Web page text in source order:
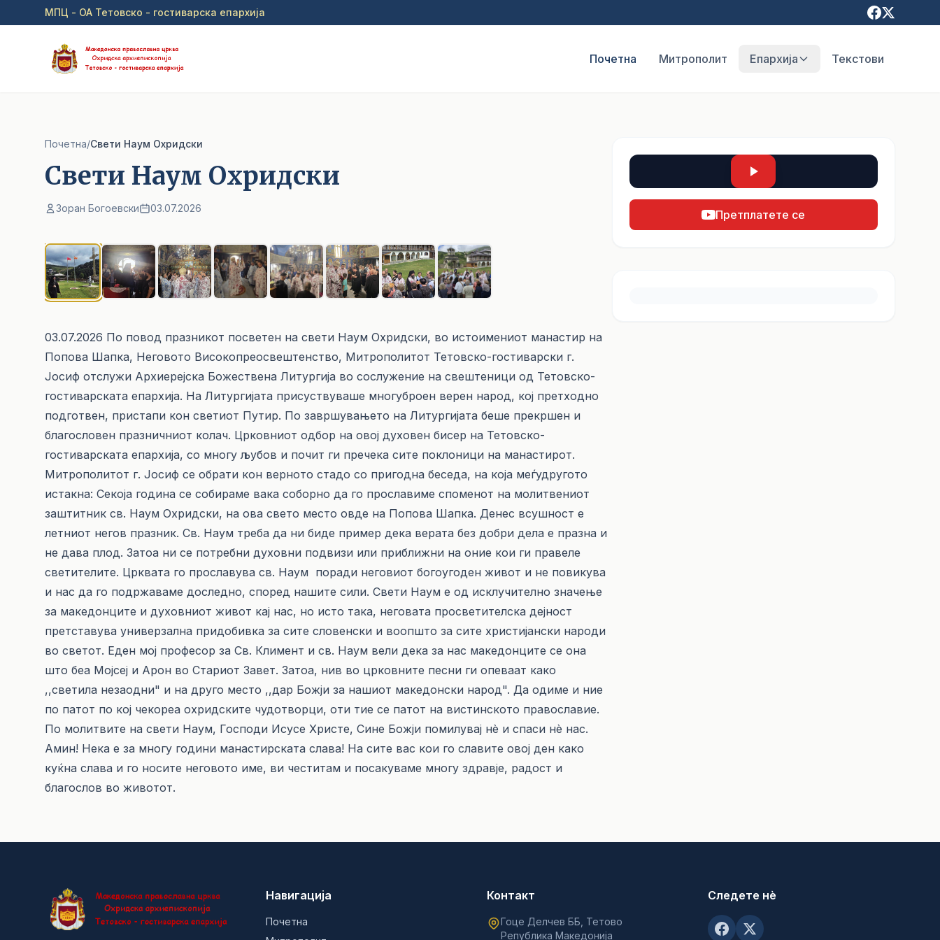
Прејди на главна содржина
МПЦ - ОА Тетовско - гостиварска епархија
Почетна Митрополит Епархија Текстови
Почетна/Cвети Наум Охридски
Cвети Наум Охридски
Зоран Богоевски 03.07.2026
03.07.2026 По повод празникот посветен на свети Наум Охридски, во истоимениот манастир на
Попова Шапка, Неговото Високопреосвештенство, Митрополитот Тетовско-гостиварски г.
Јосиф отслужи Архиерејска Божествена Литургија во сослужение на свештеници од Тетовско-
гостиварската епархија. На Литургијата присуствуваше многуброен верен народ, кој претходно
подготвен, пристапи кон светиот Путир. По завршувањето на Литургијата беше прекршен и
благословен празничниот колач. Црковниот одбор на овој духовен бисер на Тетовско-
гостиварската епархија, со многу љубов и почит ги пречека сите поклоници на манастирот.
Митрополитот г. Јосиф се обрати кон верното стадо со пригодна беседа, на која меѓудругото
истакна: Секоја година се собираме вака соборно да го прославиме споменот на молитвениот
заштитник св. Наум Охридски, на ова свето место овде на Попова Шапка. Денес всушност е
летниот негов празник. Св. Наум треба да ни биде пример дека верата без добри дела е празна и
не дава плод. Затоа ни се потребни духовни подвизи или приближни на оние кои ги правеле
светителите. Црквата го прославува св. Наум поради неговиот богоугоден живот и не повикува
и нас да го подржаваме доследно, според нашите сили. Свети Наум е од исклучително значење
за македонците и духовниот живот кај нас, но исто така, неговата просветителска дејност
претставува универзална придобивка за сите словенски и воопшто за сите христијански народи
во светот. Еден мој професор за Св. Климент и св. Наум вели дека за нас македонците се она
што беа Мојсеј и Арон во Стариот Завет. Затоа, нив во црковните песни ги опеваат како
,,светила незаодни" и на друго место ,,дар Божји за нашиот македонски народ". Да одиме и ние
по патот по кој чекореа охридските чудотворци, оти тие се патот на вистинското православие.
По молитвите на свети Наум, Господи Исусе Христе, Сине Божји помилувај нè и спаси нè нас.
Амин! Нека е за многу години манастирската слава! На сите вас кои го славите овој ден како
куќна слава и го носите неговото име, ви честитам и посакуваме многу здравје, радост и
благослов во животот.
Претплатете се
Навигација
Почетна
Контакт
Гоце Делчев ББ, Тетово
Република Македонија
Следете нè